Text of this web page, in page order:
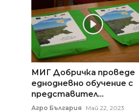
МИГ Добричка проведе
еднодневно обучение с
представител...
Агро България Май 22, 2023